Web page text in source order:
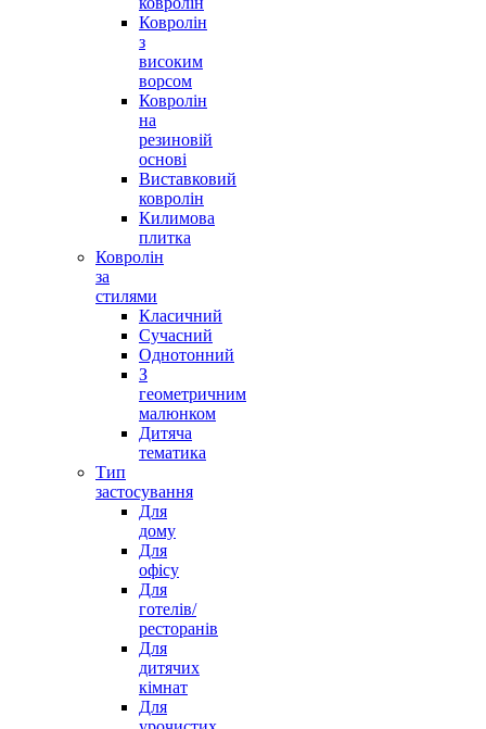
Ковролін
з
високим
ворсом
Ковролін
на
резиновій
основі
Виставковий
ковролін
Килимова
плитка
Ковролін
за
стилями
Класичний
Сучасний
Однотонний
З
геометричним
малюнком
Дитяча
тематика
Тип
застосування
Для
дому
Для
офісу
Для
готелів/
ресторанів
Для
дитячих
кімнат
Для